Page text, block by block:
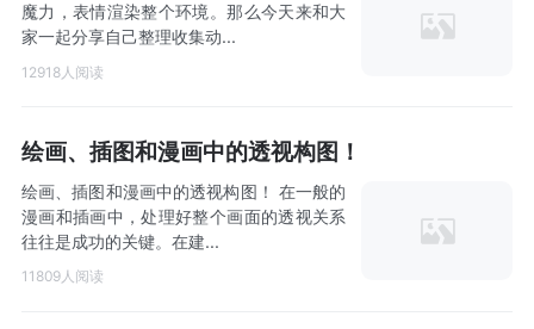
魔力，表情渲染整个环境。那么今天来和大
家一起分享自己整理收集动...
12918人阅读
绘画、插图和漫画中的透视构图！
绘画、插图和漫画中的透视构图！ 在一般的
漫画和插画中，处理好整个画面的透视关系
往往是成功的关键。在建...
11809人阅读